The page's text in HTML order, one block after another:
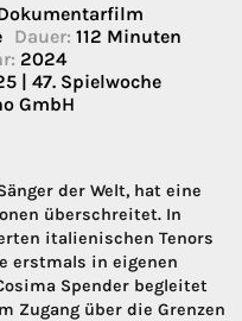
Dauer: 112 Minuten
2024
| 47. Spielwoche
GmbH
der Welt, hat eine
überschreitet. In
italienischen Tenors
erstmals in eigenen
Spender begleitet
Zugang über die Grenzen